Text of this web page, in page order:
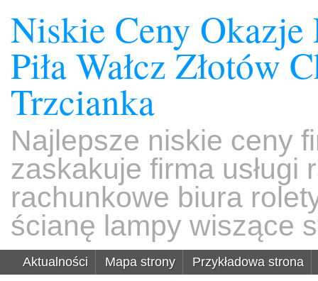
Niskie Ceny
Piła Wałcz Złotów
Trzcianka
Najlepsze niskie ceny
zaskakuje firma usługi
rachunkowe biura
ścianę lampy wiszące
Aktualności Mapa strony Przykładowa strona